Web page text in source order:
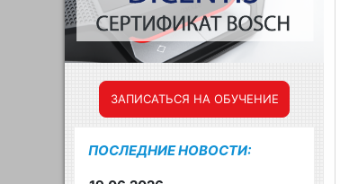
ЗАПИСАТЬСЯ НА ОБУЧЕНИЕ
ПОСЛЕДНИЕ НОВОСТИ: